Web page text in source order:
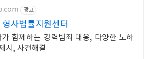
광고
사법률지원센터
가 함께하는 강력범죄 대응, 다양한 노하
시, 사건해결